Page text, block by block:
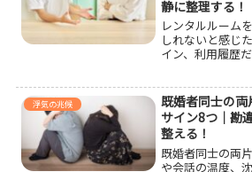
静に整理する！
レンタルルーム
しれないと感じ
イン、利用履歴
由、証拠として
で調べるときの
や方針の決め方
浮気の兆候
既婚者同士の
サイン8つ｜勘
整える！
既婚者同士の両
や会話の温度、